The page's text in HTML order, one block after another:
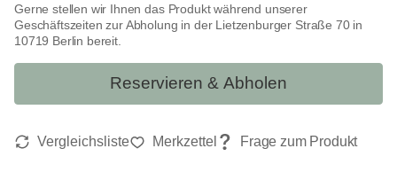
Gerne stellen wir Ihnen das Produkt während unserer
Geschäftszeiten zur Abholung in der Lietzenburger Straße 70 in
10719 Berlin bereit.
Reservieren & Abholen